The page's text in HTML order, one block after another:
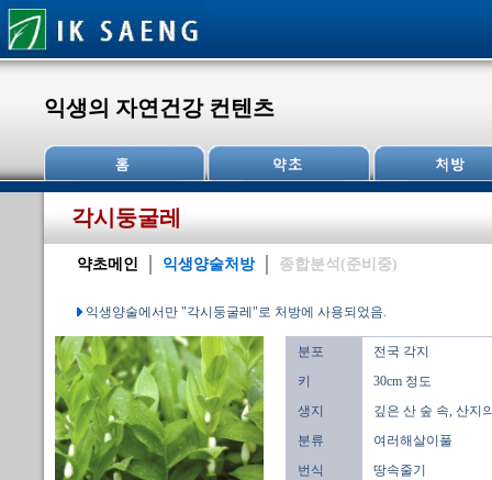
익생의 자연건강 컨텐츠
각시둥굴레
약초메인 익생양술처방 종합분석(준비중)
익생양술에서만 "각시둥굴레"로 처방에 사용되었음.
분포
전국 각지
키
30cm 정도
생지
깊은 산 숲 속, 산지
분류
여러해살이풀
번식
땅속줄기